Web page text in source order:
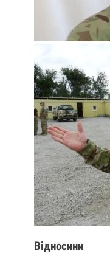
Відносини